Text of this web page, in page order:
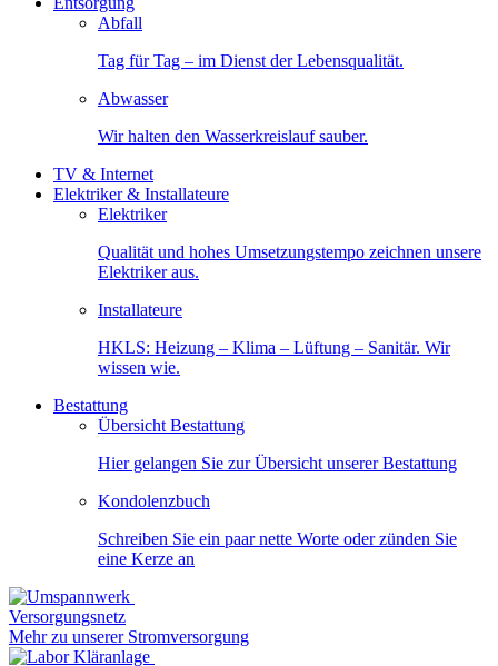
Abfall
Tag für Tag – im Dienst der Lebensqualität.
Abwasser
Wir halten den Wasserkreislauf sauber.
TV & Internet
Elektriker & Installateure
Elektriker
Qualität und hohes Umsetzungstempo zeichnen unsere
Elektriker aus.
Installateure
HKLS: Heizung – Klima – Lüftung – Sanitär. Wir
wissen wie.
Bestattung
Übersicht Bestattung
Hier gelangen Sie zur Übersicht unserer Bestattung
Kondolenzbuch
Schreiben Sie ein paar nette Worte oder zünden Sie
eine Kerze an
Versorgungsnetz
Mehr zu unserer Stromversorgung